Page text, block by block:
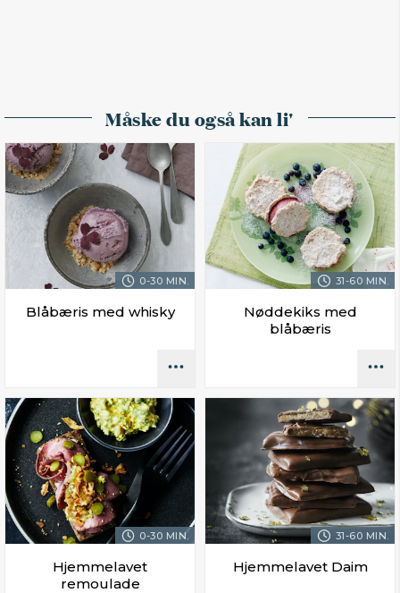
Måske du også kan li'
0-30 MIN.
Blåbæris med whisky
31-60 MIN.
Nøddekiks med
blåbæris
0-30 MIN.
Hjemmelavet
remoulade
31-60 MIN.
Hjemmelavet Daim